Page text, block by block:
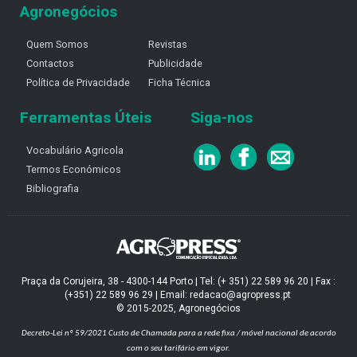
Agronegócios
Quem Somos
Contactos
Política de Privacidade
Revistas
Publicidade
Ficha Técnica
Ferramentas Úteis
Vocabulário Agricola
Termos Económicos
Bibliografia
Siga-nos
Praça da Corujeira, 38 - 4300-144 Porto | Tel: (+ 351) 22 589 96 20 | Fax :
(+351) 22 589 96 29 | Email: redacao@agropress.pt
© 2015-2025, Agronegócios
Decreto-Lei nº 59/2021 Custo de Chamada para a rede fixa / móvel nacional de acordo
com o seu tarifário em vigor.